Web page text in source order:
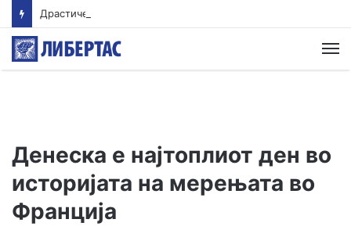
Драстичен пад на запишани првачиња годинава
Денеска е најтоплиот ден во
историјата на мерењата во
Франција